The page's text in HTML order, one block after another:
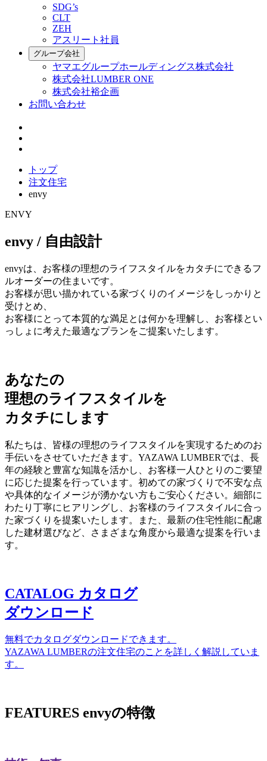
SDG’s
CLT
ZEH
アスリート社員
グループ会社
ヤマエグループホールディングス株式会社
株式会社LUMBER ONE
株式会社裕企画
お問い合わせ
トップ
注文住宅
envy
ENVY
envy / 自由設計
envyは、お客様の理想のライフスタイルをカタチにできるフ
ルオーダーの住まいです。
お客様が思い描かれている家づくりのイメージをしっかりと
受けとめ、
お客様にとって本質的な満足とは何かを理解し、お客様とい
っしょに考えた最適なプランをご提案いたします。
あなたの
理想のライフスタイルを
カタチにします
私たちは、皆様の理想のライフスタイルを実現するためのお
手伝いをさせていただきます。YAZAWA LUMBERでは、長
年の経験と豊富な知識を活かし、お客様一人ひとりのご要望
に応じた提案を行っています。初めての家づくりで不安な点
や具体的なイメージが湧かない方もご安心ください。細部に
わたり丁寧にヒアリングし、お客様のライフスタイルに合っ
た家づくりを提案いたします。また、最新の住宅性能に配慮
した建材選びなど、さまざまな角度から最適な提案を行いま
す。
CATALOG カタログ
ダウンロード
無料でカタログダウンロードできます。
YAZAWA LUMBERの注文住宅のことを詳しく解説していま
す。
FEATURES envyの特徴